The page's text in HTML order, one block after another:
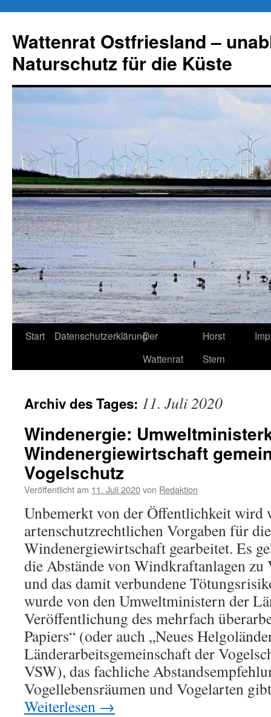
springen
Wattenrat Ostfriesland –
Naturschutz für die Küste
Start DatenschutzerklärungDer
Wattenrat
Horst
Stern
Archiv des Tages: 11. Juli 2020
Windenergie:
Windenergiewirtschaft
Vogelschutz
Veröffentlicht am 11. Juli 2020von Redaktion
Unbemerkt von der Öffentlichkeit wird
artenschutzrechtlichen Vorgaben für die
Windenergiewirtschaft gearbeitet. Es
die Abstände von Windkraftanlagen zu
und das damit verbundene
wurde von den Umweltministern der
Veröffentlichung des mehrfach
Papiers“ (oder auch „Neues
Länderarbeitsgemeinschaft der
VSW), das fachliche
Vogellebensräumen und Vogelarten
Weiterlesen →